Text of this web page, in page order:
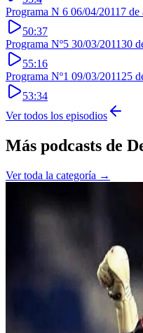
Programa N 6 06/04/2011 7 de
50:37
Programa Nº5 30/03/201130
55:16
Programa Nº1 09/03/2011 25
53:34
Ver todos los episodios
Más podcasts de
Ver toda la categoría →